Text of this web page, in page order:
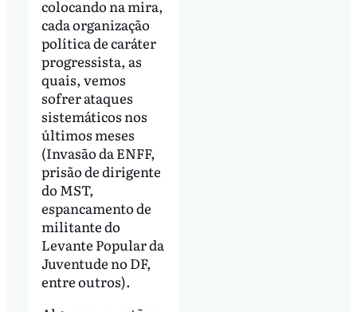
colocando na mira,
cada organização
política de caráter
progressista, as
quais, vemos
sofrer ataques
sistemáticos nos
últimos meses
(Invasão da ENFF,
prisão de dirigente
do MST,
espancamento de
militante do
Levante Popular da
Juventude no DF,
entre outros).